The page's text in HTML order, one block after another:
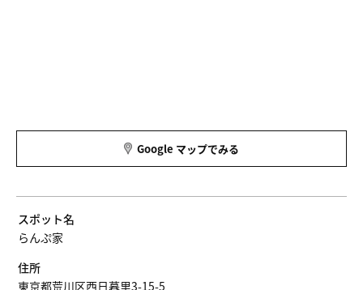
Google マップでみる
スポット名
らんぷ家
住所
東京都荒川区西日暮里3-15-5